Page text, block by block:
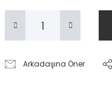
Arkadaşına Öner